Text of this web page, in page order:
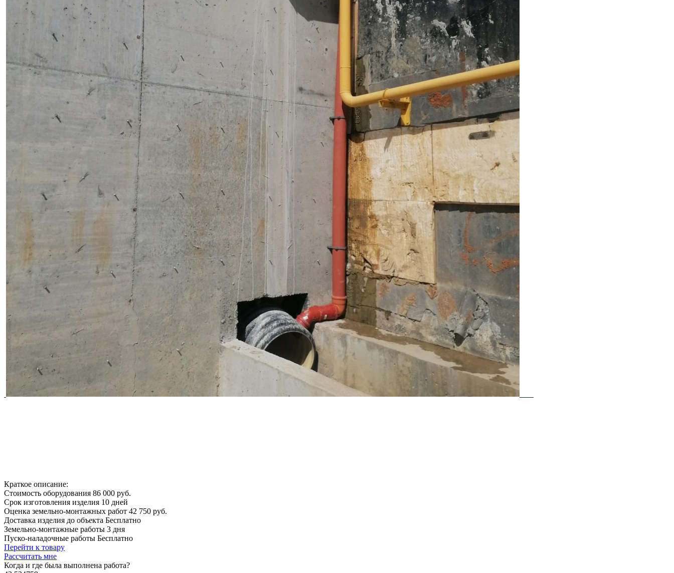
Краткое описание:
Стоимость оборудования 86 000 руб.
Срок изготовления изделия 10 дней
Оценка земельно-монтажных работ 42 750 руб.
Доставка изделия до объекта Бесплатно
Земельно-монтажные работы 3 дня
Пуско-наладочные работы Бесплатно
Перейти к товару
Рассчитать мне
Когда и где была выполнена работа?